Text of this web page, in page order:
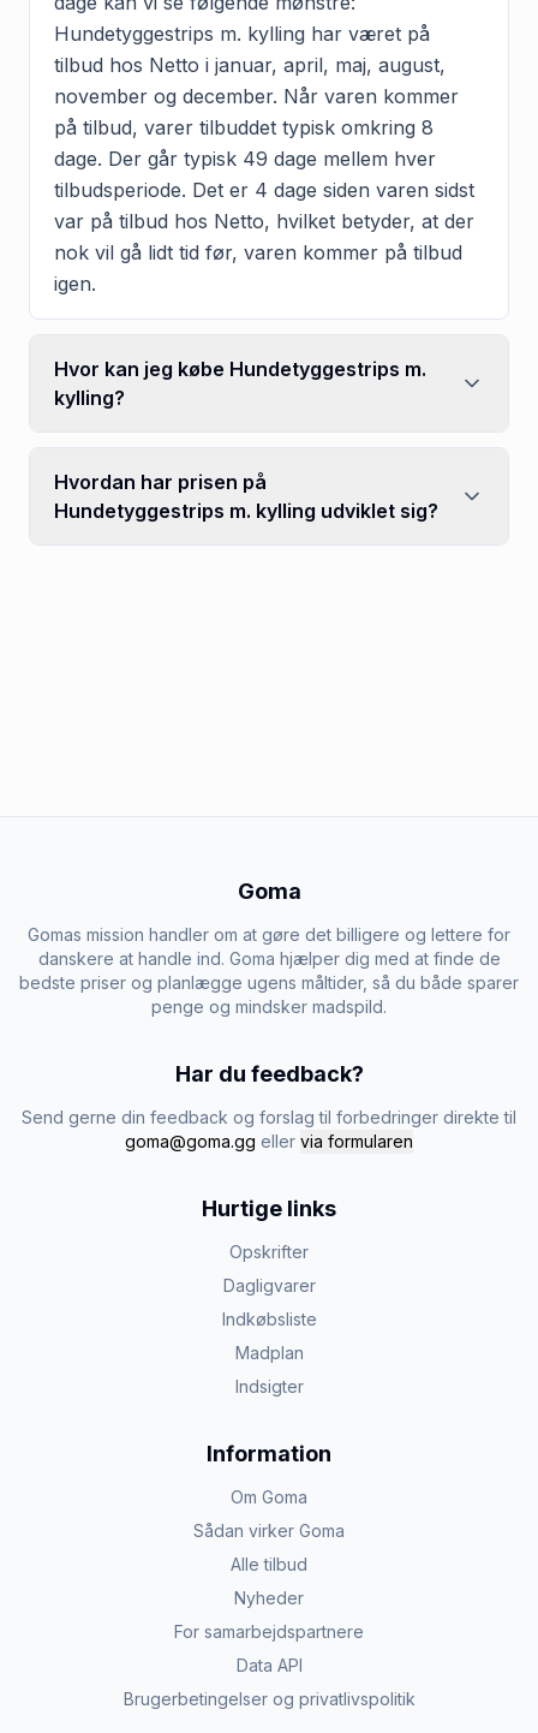
Hundetyggestrips m. kylling har været på
tilbud hos Netto i januar, april, maj, august,
november og december. Når varen kommer
på tilbud, varer tilbuddet typisk omkring 8
dage. Der går typisk 49 dage mellem hver
tilbudsperiode. Det er 4 dage siden varen sidst
var på tilbud hos Netto, hvilket betyder, at der
nok vil gå lidt tid før, varen kommer på tilbud
igen.
Hvor kan jeg købe Hundetyggestrips m.
kylling?
Hvordan har prisen på
Hundetyggestrips m. kylling udviklet sig?
Goma
Gomas mission handler om at gøre det billigere og lettere for
danskere at handle ind. Goma hjælper dig med at finde de
bedste priser og planlægge ugens måltider, så du både sparer
penge og mindsker madspild.
Har du feedback?
Send gerne din feedback og forslag til forbedringer direkte til
goma@goma.gg eller via formularen
Hurtige links
Opskrifter
Dagligvarer
Indkøbsliste
Madplan
Indsigter
Information
Om Goma
Sådan virker Goma
Alle tilbud
Nyheder
For samarbejdspartnere
Data API
Brugerbetingelser og privatlivspolitik